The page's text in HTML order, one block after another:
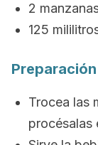
2
125
Preparación
Trocea las
procésalas